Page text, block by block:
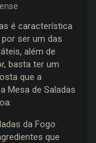
é característica
ser um das
além de
basta ter um
que a
Mesa de Saladas
da Fogo
que